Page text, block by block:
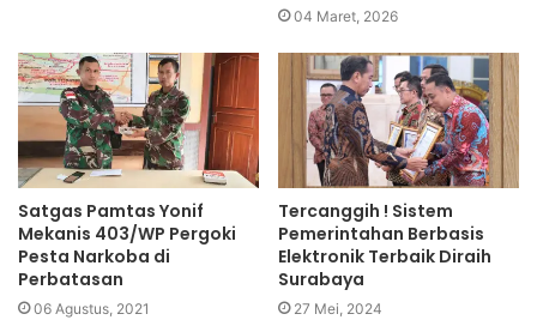
04 Maret, 2026
Satgas Pamtas Yonif
Mekanis 403/WP Pergoki
Pesta Narkoba di
Perbatasan
06 Agustus, 2021
Tercanggih ! Sistem
Pemerintahan Berbasis
Elektronik Terbaik Diraih
Surabaya
27 Mei, 2024